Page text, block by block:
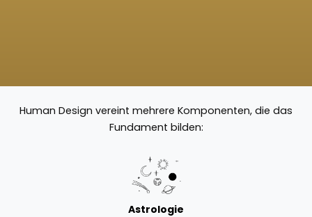
Human Design vereint mehrere Komponenten, die das
Fundament bilden:
Astrologie